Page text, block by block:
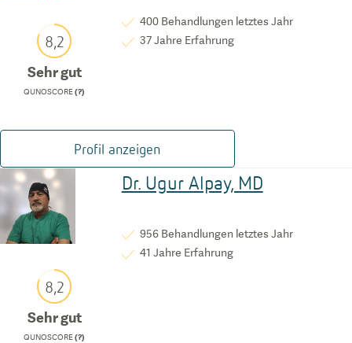
8,2
Sehr gut
QUNOSCORE(?)
400 Behandlungen letztes Jahr
37 Jahre Erfahrung
Profil anzeigen
8,2
Sehr gut
QUNOSCORE(?)
Dr. Ugur Alpay, MD
956 Behandlungen letztes Jahr
41 Jahre Erfahrung